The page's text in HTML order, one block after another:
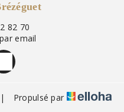
82 70
email
| Propulsé par